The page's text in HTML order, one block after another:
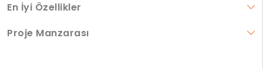
En İyi Özellikler
Proje Manzarası